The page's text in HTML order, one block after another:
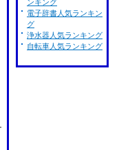
ンキング
電子辞書人気ランキン
グ
浄水器人気ランキング
自転車人気ランキング